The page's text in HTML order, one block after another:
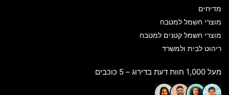
מדיחים
מוצרי חשמל למטבח
מוצרי חשמל קטנים למטבח
ריהוט לבית ולמשרד
מעל 1,000 חוות דעת בדירוג – 5 כוכבים